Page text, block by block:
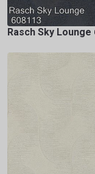
Rasch Sky Lounge